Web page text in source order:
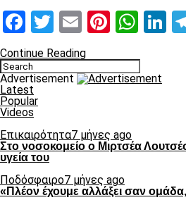
Facebook
Twitter
Email
Continue Reading
Advertisement
Latest
Popular
Videos
Επικαιρότητα7 μήνες ago
Στο νοσοκομείο ο Μιρτσέα
υγεία του
Ποδόσφαιρο7 μήνες ago
«Πλέον έχουμε αλλάξει σαν